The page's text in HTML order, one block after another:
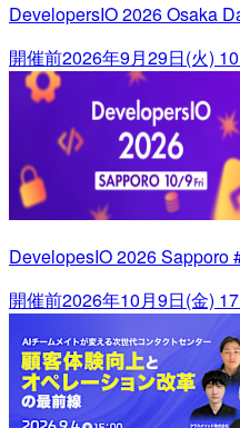
DevelopersIO 2026 Osaka
開催前2026年9月29日(火)
DevelopesIO 2026 Sapporo
開催前2026年10月9日(金)